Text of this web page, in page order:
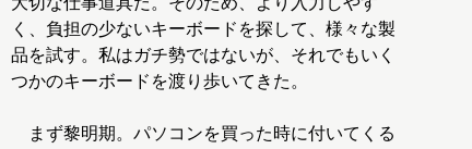
く、負担の少ないキーボードを探して、様々な製
品を試す。私はガチ勢ではないが、それでもいく
つかのキーボードを渡り歩いてきた。
まず黎明期。パソコンを買った時に付いてくる